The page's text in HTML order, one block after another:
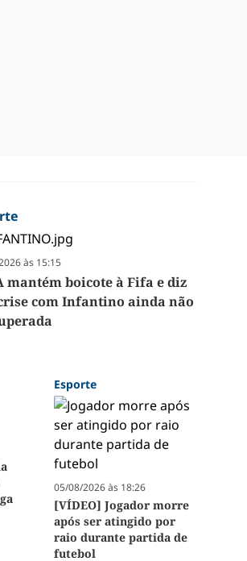
às 15:15
mantém boicote à Fifa e diz
com Infantino ainda não
Esporte
05/08/2026 às 18:26
[VÍDEO] Jogador morre
após ser atingido por
raio durante partida de
futebol